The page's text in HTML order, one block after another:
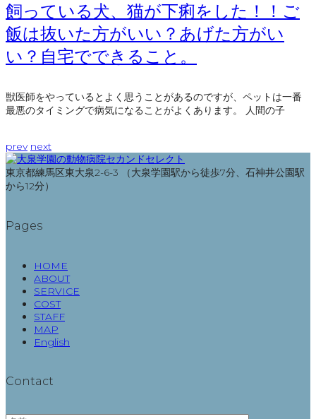
飼っている犬、猫が下痢をした！！ご
飯は抜いた方がいい？あげた方がい
い？自宅でできること。
獣医師をやっているとよく思うことがあるのですが、ペットは一番
最悪のタイミングで病気になることがよくあります。 人間の子
prev next
東京都練馬区東大泉2-6-3 （大泉学園駅から徒歩7分、石神井公園駅
から12分）
Pages
HOME
ABOUT
SERVICE
COST
STAFF
MAP
English
Contact